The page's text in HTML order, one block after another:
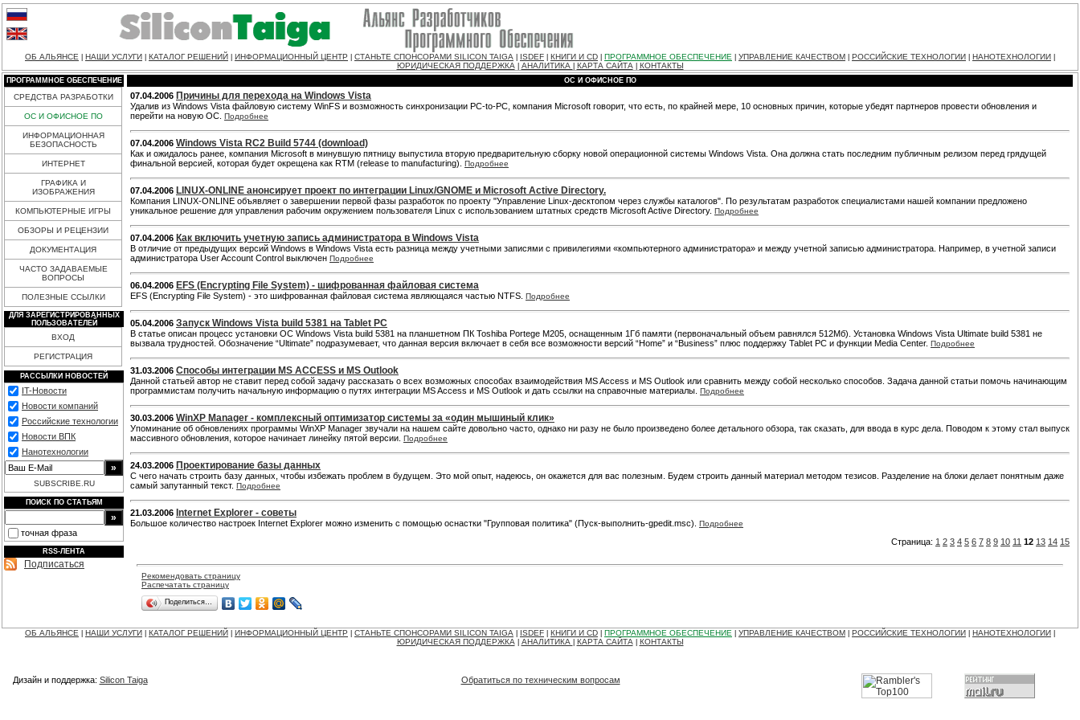
ОБ АЛЬЯНСЕ НАШИ УСЛУГИ КАТАЛОГ РЕШЕНИЙ ИНФОРМАЦИОННЫЙ ЦЕНТР СТАНЬТЕ СПОНСОРАМИ SILICON TAIGA ISDEF КНИГИ И CD ПРОГРАММНОЕ ОБЕСПЕЧЕНИЕ УПРАВЛЕНИЕ КАЧЕСТВОМ РОССИЙСКИЕ ТЕХНОЛОГИИ НАНОТЕХНОЛОГИИ
ЮРИДИЧЕСКАЯ ПОДДЕРЖКА| АНАЛИТИКА КАРТА САЙТА| КОНТАКТЫ
ПРОГРАММНОЕ ОБЕСПЕЧЕНИЕ
СРЕДСТВА РАЗРАБОТКИ
ОС И ОФИСНОЕ ПО
ИНФОРМАЦИОННАЯ
БЕЗОПАСНОСТЬ
ИНТЕРНЕТ
ГРАФИКА И
ИЗОБРАЖЕНИЯ
КОМПЬЮТЕРНЫЕ ИГРЫ
ОБЗОРЫ И РЕЦЕНЗИИ
ДОКУМЕНТАЦИЯ
ЧАСТО ЗАДАВАЕМЫЕ
ВОПРОСЫ
ПОЛЕЗНЫЕ ССЫЛКИ
ДЛЯ ЗАРЕГИСТРИРОВАННЫХ
ПОЛЬЗОВАТЕЛЕЙ
ВХОД
РЕГИСТРАЦИЯ
РАССЫЛКИ НОВОСТЕЙ
IT-Новости
Новости компаний
Российские технологии
Новости ВПК
Нанотехнологии
SUBSCRIBE.RU
ПОИСК ПО СТАТЬЯМ
точная фраза
RSS-ЛЕНТА
Подписаться
ОС И ОФИСНОЕ ПО
07.04.2006 Причины для перехода на Windows Vista
Удалив из Windows Vista файловую систему WinFS и возможность синхронизации PC-to-PC, компания Microsoft говорит, что есть, по крайней мере, 10 основных причин, которые убедят партнеров провести обновления и
перейти на новую ОС. Подробнее
07.04.2006 Windows Vista RC2 Build 5744 (download)
Как и ожидалось ранее, компания Microsoft в минувшую пятницу выпустила вторую предварительную сборку новой операционной системы Windows Vista. Она должна стать последним публичным релизом перед грядущей
финальной версией, которая будет окрещена как RTM (release to manufacturing). Подробнее
07.04.2006 LINUX-ONLINE анонсирует проект по интеграции Linux/GNOME и Microsoft Active Directory.
Компания LINUX-ONLINE объявляет о завершении первой фазы разработок по проекту "Управление Linux-десктопом через службы каталогов". По результатам разработок специалистами нашей компании предложено
уникальное решение для управления рабочим окружением пользователя Linux с использованием штатных средств Microsoft Active Directory. Подробнее
07.04.2006 Как включить учетную запись администратора в Windows Vista
В отличие от предыдущих версий Windows в Windows Vista есть разница между учетными записями с привилегиями «компьютерного администратора» и между учетной записью администратора. Например, в учетной записи
администратора User Account Control выключен Подробнее
06.04.2006 EFS (Encrypting File System) - шифрованная файловая система
EFS (Encrypting File System) - это шифрованная файловая система являющаяся частью NTFS. Подробнее
05.04.2006 Запуск Windows Vista build 5381 на Tablet PC
В статье описан процесс установки ОС Windows Vista build 5381 на планшетном ПК Toshiba Portege M205, оснащенным 1Гб памяти (первоначальный объем равнялся 512Mб). Установка Windows Vista Ultimate build 5381 не
вызвала трудностей. Обозначение “Ultimate” подразумевает, что данная версия включает в себя все возможности версий “Home” и “Business” плюс поддержку Tablet PC и функции Media Center. Подробнее
31.03.2006 Способы интеграции MS ACCESS и MS Outlook
Данной статьей автор не ставит перед собой задачу рассказать о всех возможных способах взаимодействия MS Access и MS Outlook или сравнить между собой несколько способов. Задача данной статьи помочь начинающим
программистам получить начальную информацию о путях интеграции MS Access и MS Outlook и дать ссылки на справочные материалы. Подробнее
30.03.2006 WinXP Manager - комплексный оптимизатор системы за «один мышиный клик»
Упоминание об обновлениях программы WinXP Manager звучали на нашем сайте довольно часто, однако ни разу не было произведено более детального обзора, так сказать, для ввода в курс дела. Поводом к этому стал выпуск
массивного обновления, которое начинает линейку пятой версии. Подробнее
24.03.2006 Проектирование базы данных
С чего начать строить базу данных, чтобы избежать проблем в будущем. Это мой опыт, надеюсь, он окажется для вас полезным. Будем строить данный материал методом тезисов. Разделение на блоки делает понятным даже
самый запутанный текст. Подробнее
21.03.2006 Internet Explorer - cоветы
Большое количество настроек Internet Explorer можно изменить с помощью оснастки "Групповая политика" (Пуск-выполнить-gpedit.msc). Подробнее
Страница: 1 2 3 4 5 6 7 8 9 10 11 12 13 14 15
Рекомендовать страницу
Распечатать страницу
Поделиться…
ОБ АЛЬЯНСЕ НАШИ УСЛУГИ КАТАЛОГ РЕШЕНИЙ ИНФОРМАЦИОННЫЙ ЦЕНТР СТАНЬТЕ СПОНСОРАМИ SILICON TAIGA ISDEF КНИГИ И CD ПРОГРАММНОЕ ОБЕСПЕЧЕНИЕ УПРАВЛЕНИЕ КАЧЕСТВОМ РОССИЙСКИЕ ТЕХНОЛОГИИ НАНОТЕХНОЛОГИИ
ЮРИДИЧЕСКАЯ ПОДДЕРЖКА| АНАЛИТИКА КАРТА САЙТА| КОНТАКТЫ
Дизайн и поддержка: Silicon Taiga Обратиться по техническим вопросам